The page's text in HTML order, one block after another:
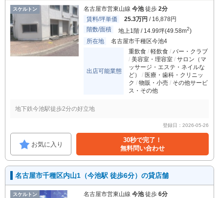
スケルトン 名古屋市営東山線 今池徒歩 2分
賃料/坪単価
25.3万円 / 16,878円
階数/面積
地上1階 / 14.99坪(49.58m2)
所在地
名古屋市千種区今池4
出店可能業態
重飲食 軽飲食
バー・クラブ
美容室・理容室
サロン（マ
ッサージ・エステ・ネイルな
ど）
医療・歯科・クリニッ
ク
物販・小売
その他サービ
ス・その他
地下鉄今池駅徒歩2分の好立地
登録日：2026-05-26
お気に入り
30秒で完了！
無料問い合わせ
名古屋市千種区内山1（今池駅 徒歩6分）の貸店舗
スケルトン 名古屋市営東山線 今池徒歩 6分